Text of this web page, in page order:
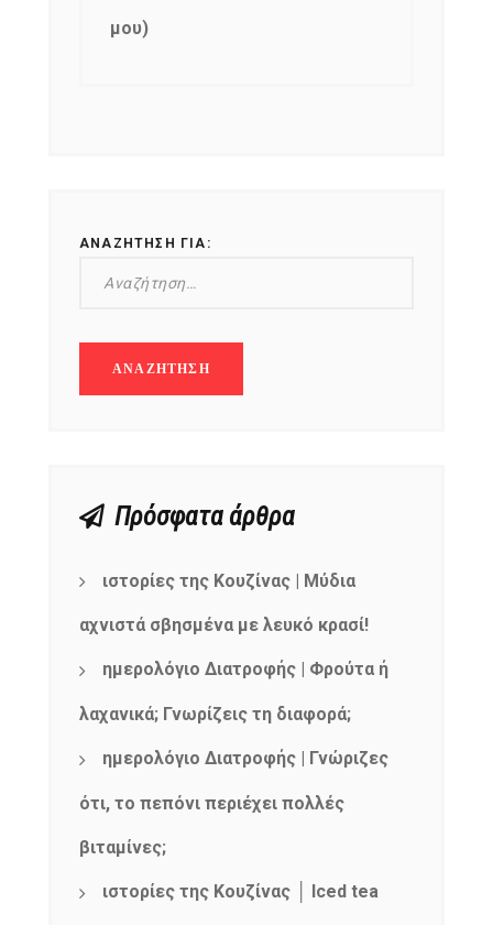
μου)
ΑΝΑΖΉΤΗΣΗ ΓΙΑ:
Πρόσφατα άρθρα
ιστορίες της Κουζίνας | Μύδια
αχνιστά σβησμένα με λευκό κρασί!
ημερολόγιο Διατροφής | Φρούτα ή
λαχανικά; Γνωρίζεις τη διαφορά;
ημερολόγιο Διατροφής | Γνώριζες
ότι, το πεπόνι περιέχει πολλές
βιταμίνες;
ιστορίες της Κουζίνας │ Iced tea